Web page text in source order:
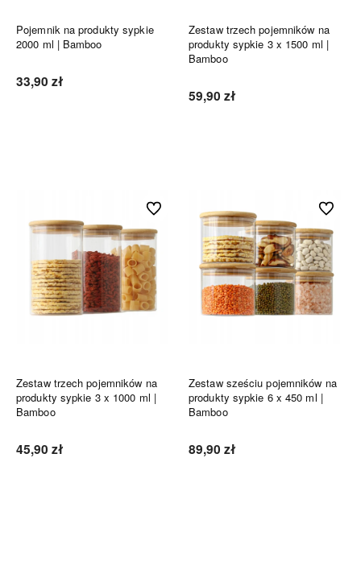
Pojemnik na produkty sypkie
2000 ml | Bamboo
33,90 zł
Zestaw trzech pojemników na
produkty sypkie 3 x 1500 ml |
Bamboo
59,90 zł
Zestaw trzech pojemników na
produkty sypkie 3 x 1000 ml |
Bamboo
45,90 zł
Do ulubionych
Zestaw sześciu pojemników na
produkty sypkie 6 x 450 ml |
Bamboo
89,90 zł
Do